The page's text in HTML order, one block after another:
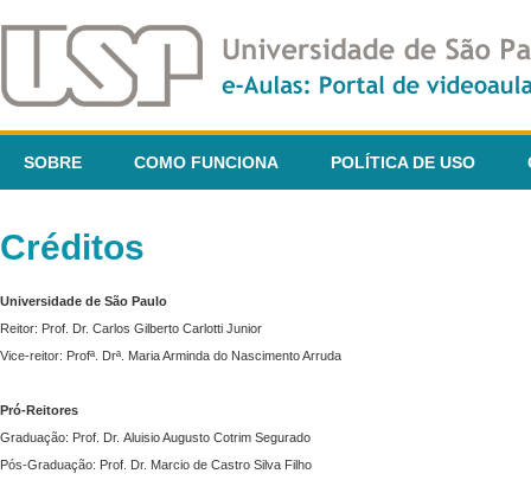
SOBRE COMO FUNCIONA POLÍTICA DE USO
Créditos
Universidade de São Paulo
Reitor: Prof. Dr. Carlos Gilberto Carlotti Junior
Vice-reitor: Profª. Drª. Maria Arminda do Nascimento Arruda
Pró-Reitores
Graduação: Prof. Dr. Aluisio Augusto Cotrim Segurado
Pós-Graduação: Prof. Dr. Marcio de Castro Silva Filho